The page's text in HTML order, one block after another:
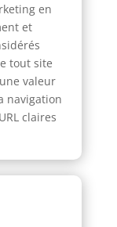
en
et
tout site
valeur
navigation
claires